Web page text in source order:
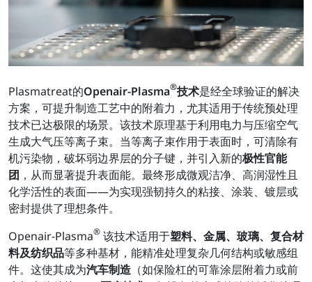
Plasmatreat的Openair-Plasma®技术是经全球验证的解决
方案，可提升制造工艺中的附着力，尤其适用于传统预处理
技术已达极限的场景。该技术原理基于利用电力与压缩空气
生成大气压等离子束。当等离子束作用于表面时，可清除有
机污染物，破坏弱边界层的分子键，并引入新的极性官能
团 ，从而显著提升表面能。最终形成微观洁净、高润湿性且
化学活性的表面——为实现强韧持久的粘接、涂装、镀层或
密封提供了理想条件。
Openair-Plasma® 该技术适用于塑料、金属、玻璃、复合材
料及纺织品等多种基材，能精准处理复杂几何结构或敏感组
件。这使其成为汽车制造 （如保险杠的可靠涂层附着力或前